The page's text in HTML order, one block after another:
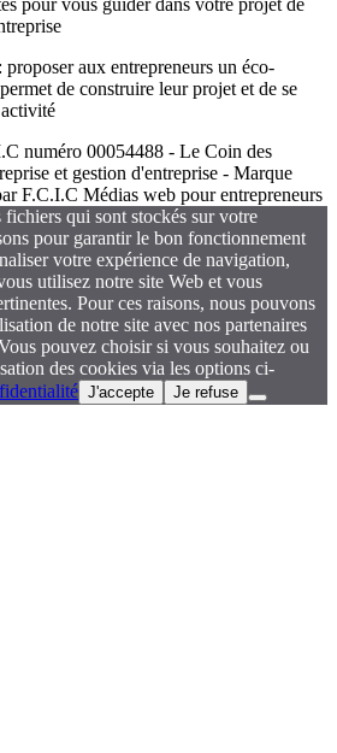
aux entrepreneurs un éco-
de construire leur projet et de se
numéro 00054488 - Le Coin des
et gestion d'entreprise - Marque
F.C.I.C Médias web pour entrepreneurs
qui sont stockés sur votre
pour garantir le bon fonctionnement
votre expérience de navigation,
utilisez notre site Web et vous
Pour ces raisons, nous pouvons
de notre site avec nos partenaires
pouvez choisir si vous souhaitez ou
des cookies via les options ci-
J'accepte Je refuse